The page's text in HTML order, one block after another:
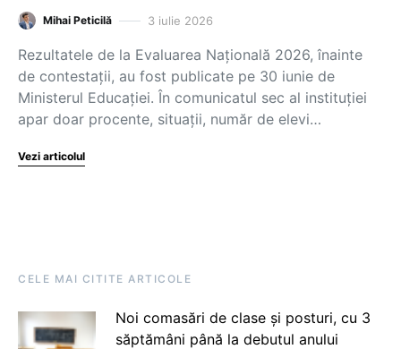
Mihai Peticilă 3 iulie 2026
Rezultatele de la Evaluarea Națională 2026, înainte
de contestații, au fost publicate pe 30 iunie de
Ministerul Educației. În comunicatul sec al instituției
apar doar procente, situații, număr de elevi…
Vezi articolul
CELE MAI CITITE ARTICOLE
Noi comasări de clase și posturi, cu 3
săptămâni până la debutul anului